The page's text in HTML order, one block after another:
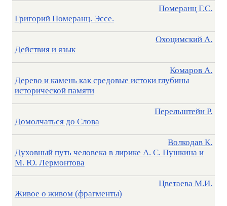
Григорий Померанц. Эссе.
Померанц Г.С.
Действия и язык
Охоцимский А.
Дерево и камень как средовые истоки глубины
исторической памяти
Комаров А.
Домолчаться до Слова
Перельштейн Р.
Духовный путь человека в лирике А. С. Пушкина и
М. Ю. Лермонтова
Волкодав К.
Живое о живом (фрагменты)
Цветаева М.И.